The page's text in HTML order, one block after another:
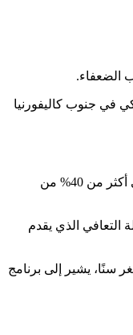
الضعفاء.
في جنوب كاليفورنيا
انخفض معدل الالتحاق بالمنطقة التعليمية، حيث انخفض من حوالي 18000 طالب في العام 2003-2004 إلى أقل من 6000 اليوم. اعتمادًا على كيفية إجراء الإحصاء، تم إغلاق ما بين 30% إلى أكثر من 40% من
التعافي الذي يقدم
سنًا، يشير إلى برنامج